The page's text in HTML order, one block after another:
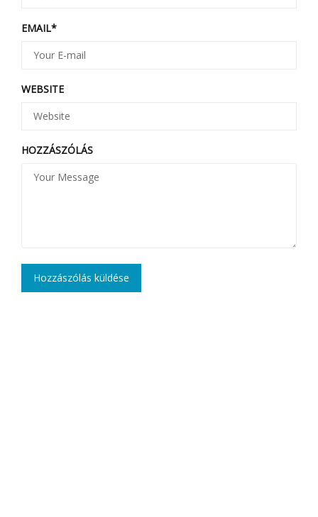
EMAIL*
WEBSITE
HOZZÁSZÓLÁS